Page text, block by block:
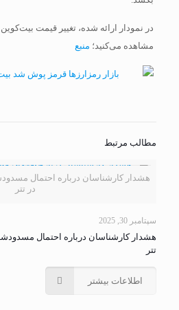
در نمودار ارائه شده، تغییر قیمت بیت‌کوین
مشاهده می‌کنید؛ منبع
مطالب مرتبط
هشدار کارشناسان درباره احتمال
در تتر
سپتامبر 30, 2025
هشدار کارشناسان درباره احتمال
تتر
اطلاعات بیشتر